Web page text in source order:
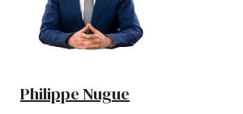
Philippe Nugue